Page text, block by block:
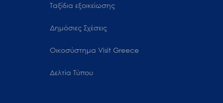
Ταξίδια εξοικείωσης
Δημόσιες Σχέσεις
Oικοσύστημα Visit Greece
Δελτία Τύπου